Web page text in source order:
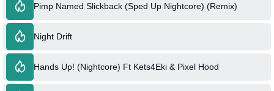
Pimp Named Slickback (Sped Up Nightcore) (Remix)
Night Drift
Hands Up! (Nightcore) Ft Kets4Eki & Pixel Hood